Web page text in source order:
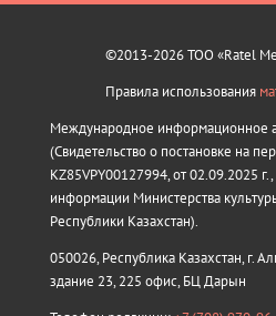
©2013-2026 ТОО «Ratel
Правила использования
Международное информационное
(Свидетельство о постановке на
KZ85VPY00127994, от 02.09.2025
информации Министерства
Республики Казахстан).
050026, Республика Казахстан, г.
здание 23, 225 офис, БЦ Дарын